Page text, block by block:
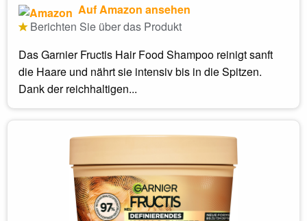
Auf Amazon ansehen
Berichten Sie über das Produkt
Das Garnier Fructis Hair Food Shampoo reinigt sanft
die Haare und nährt sie intensiv bis in die Spitzen.
Dank der reichhaltigen...